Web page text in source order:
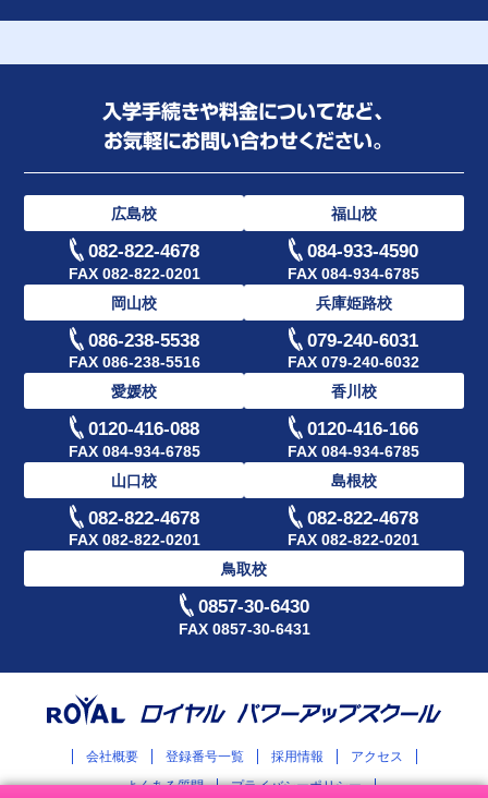
入学手続きや料金についてなど、
お気軽にお問い合わせください。
広島校
082-822-4678
FAX 082-822-0201
福山校
084-933-4590
FAX 084-934-6785
岡山校
086-238-5538
FAX 086-238-5516
兵庫姫路校
079-240-6031
FAX 079-240-6032
愛媛校
0120-416-088
FAX 084-934-6785
香川校
0120-416-166
FAX 084-934-6785
山口校
082-822-4678
FAX 082-822-0201
島根校
082-822-4678
FAX 082-822-0201
鳥取校
0857-30-6430
FAX 0857-30-6431
会社概要 登録番号一覧 採用情報
アクセス
よくある質問
プライバシーポリシー